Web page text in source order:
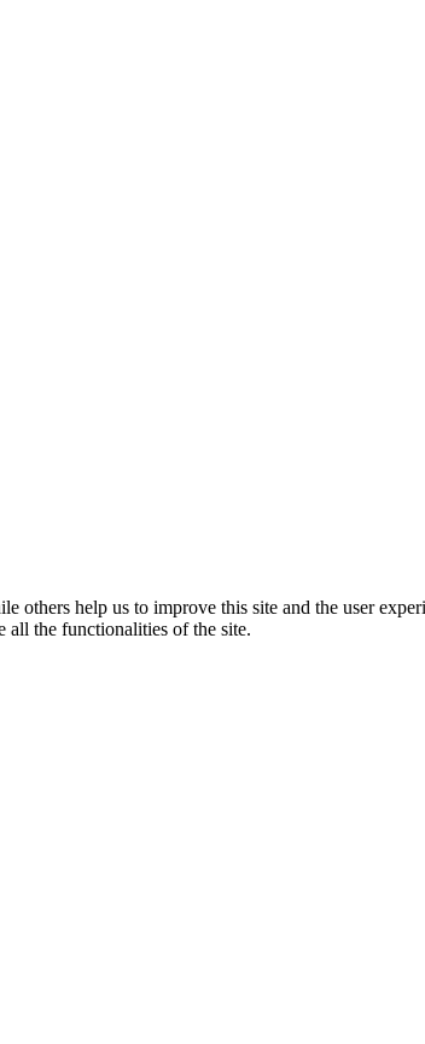
others help us to improve this site and the user
all the functionalities of the site.